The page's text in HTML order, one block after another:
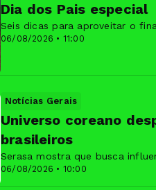
06/08/2026 • 11:00
Dia dos Pais especial
Seis dicas para aproveitar o
Notícias Gerais
06/08/2026 • 10:00
Universo coreano
brasileiros
Serasa mostra que busca